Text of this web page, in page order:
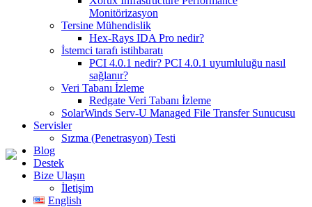
Monitörizasyon
Tersine Mühendislik
Hex-Rays IDA Pro nedir?
İstemci tarafı istihbaratı
PCI 4.0.1 nedir? PCI 4.0.1 uyumluluğu nasıl
sağlanır?
Veri Tabanı İzleme
Redgate Veri Tabanı İzleme
SolarWinds Serv-U Managed File Transfer Sunucusu
Servisler
Sızma (Penetrasyon) Testi
Blog
Destek
Bize Ulaşın
İletişim
English